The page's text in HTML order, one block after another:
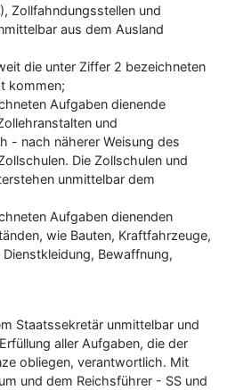
Zollfahndungsstellen und
aus dem Ausland
die unter Ziffer 2 bezeichneten
kommen;
Aufgaben dienende
und
- nach näherer Weisung des
Die Zollschulen und
unmittelbar dem
Aufgaben dienenden
wie Bauten, Kraftfahrzeuge,
Bewaffnung,
Staatssekretär unmittelbar und
aller Aufgaben, die der
obliegen, verantwortlich. Mit
und dem Reichsführer - SS und